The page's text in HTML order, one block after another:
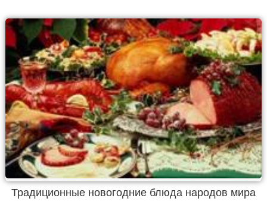
Традиционные новогодние блюда народов мира